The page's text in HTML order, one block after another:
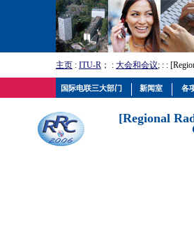
主页 : ITU-R ； : 大会和会议; : :
[Regional
国际电联三大部门 新闻室 各